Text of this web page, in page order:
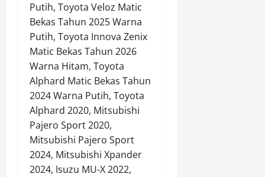
Putih, Toyota Veloz Matic
Bekas Tahun 2025 Warna
Putih, Toyota Innova Zenix
Matic Bekas Tahun 2026
Warna Hitam, Toyota
Alphard Matic Bekas Tahun
2024 Warna Putih, Toyota
Alphard 2020, Mitsubishi
Pajero Sport 2020,
Mitsubishi Pajero Sport
2024, Mitsubishi Xpander
2024, Isuzu MU-X 2022,